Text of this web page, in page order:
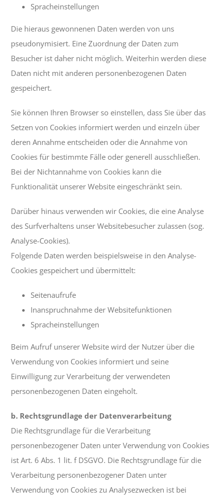
Spracheinstellungen
Die hieraus gewonnenen Daten werden von uns
pseudonymisiert. Eine Zuordnung der Daten zum
Besucher ist daher nicht möglich. Weiterhin werden diese
Daten nicht mit anderen personenbezogenen Daten
gespeichert.
Sie können Ihren Browser so einstellen, dass Sie über das
Setzen von Cookies informiert werden und einzeln über
deren Annahme entscheiden oder die Annahme von
Cookies für bestimmte Fälle oder generell ausschließen.
Bei der Nichtannahme von Cookies kann die
Funktionalität unserer Website eingeschränkt sein.
Darüber hinaus verwenden wir Cookies, die eine Analyse
des Surfverhaltens unser Websitebesucher zulassen (sog.
Analyse-Cookies).
Folgende Daten werden beispielsweise in den Analyse-
Cookies gespeichert und übermittelt:
Seitenaufrufe
Inanspruchnahme der Websitefunktionen
Spracheinstellungen
Beim Aufruf unserer Website wird der Nutzer über die
Verwendung von Cookies informiert und seine
Einwilligung zur Verarbeitung der verwendeten
personenbezogenen Daten eingeholt.
b. Rechtsgrundlage der Datenverarbeitung
Die Rechtsgrundlage für die Verarbeitung
personenbezogener Daten unter Verwendung von Cookies
ist Art. 6 Abs. 1 lit. f DSGVO. Die Rechtsgrundlage für die
Verarbeitung personenbezogener Daten unter
Verwendung von Cookies zu Analysezwecken ist bei